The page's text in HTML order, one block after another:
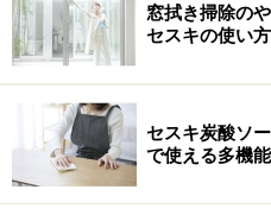
セスキ炭酸ソーダ＝Na2CO3
sodium sesquicarbonate
窓拭き掃除の
セスキの使い方
セスキ炭酸ソ
で使える多機